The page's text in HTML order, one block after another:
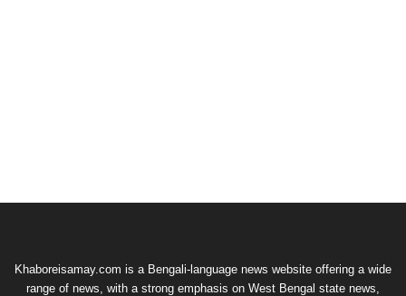
Khaboreisamay.com is a Bengali-language news website offering a wide
range of news, with a strong emphasis on West Bengal state news,